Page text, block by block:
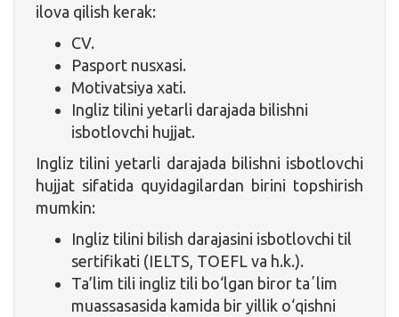
ilova qilish kerak:
CV.
Pasport nusxasi.
Motivatsiya xati.
Ingliz tilini yetarli darajada bilishni
isbotlovchi hujjat.
Ingliz tilini yetarli darajada bilishni isbotlovchi
hujjat sifatida quyidagilardan birini topshirish
mumkin:
Ingliz tilini bilish darajasini isbotlovchi til
sertifikati (IELTS, TOEFL va h.k.).
Ta’lim tili ingliz tili bo‘lgan biror taʼlim
muassasasida kamida bir yillik o‘qishni